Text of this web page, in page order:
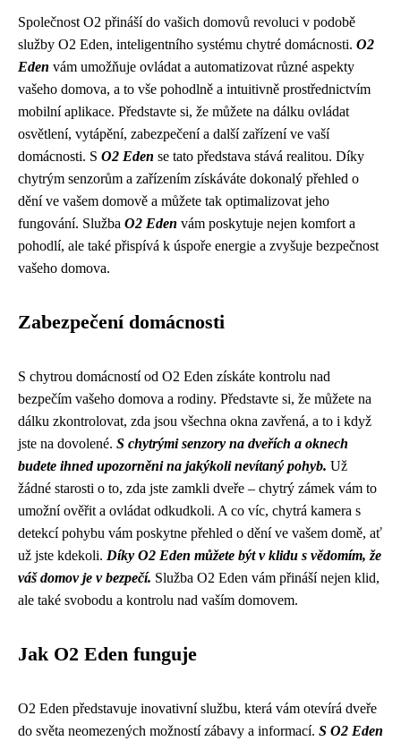
Společnost O2 přináší do vašich domovů revoluci v podobě
služby O2 Eden, inteligentního systému chytré domácnosti. O2
Eden vám umožňuje ovládat a automatizovat různé aspekty
vašeho domova, a to vše pohodlně a intuitivně prostřednictvím
mobilní aplikace. Představte si, že můžete na dálku ovládat
osvětlení, vytápění, zabezpečení a další zařízení ve vaší
domácnosti. S O2 Eden se tato představa stává realitou. Díky
chytrým senzorům a zařízením získáváte dokonalý přehled o
dění ve vašem domově a můžete tak optimalizovat jeho
fungování. Služba O2 Eden vám poskytuje nejen komfort a
pohodlí, ale také přispívá k úspoře energie a zvyšuje bezpečnost
vašeho domova.
Zabezpečení domácnosti
S chytrou domácností od O2 Eden získáte kontrolu nad
bezpečím vašeho domova a rodiny. Představte si, že můžete na
dálku zkontrolovat, zda jsou všechna okna zavřená, a to i když
jste na dovolené. S chytrými senzory na dveřích a oknech
budete ihned upozorněni na jakýkoli nevítaný pohyb. Už
žádné starosti o to, zda jste zamkli dveře – chytrý zámek vám to
umožní ověřit a ovládat odkudkoli. A co víc, chytrá kamera s
detekcí pohybu vám poskytne přehled o dění ve vašem domě, ať
už jste kdekoli. Díky O2 Eden můžete být v klidu s vědomím, že
váš domov je v bezpečí. Služba O2 Eden vám přináší nejen klid,
ale také svobodu a kontrolu nad vaším domovem.
Jak O2 Eden funguje
O2 Eden představuje inovativní službu, která vám otevírá dveře
do světa neomezených možností zábavy a informací. S O2 Eden